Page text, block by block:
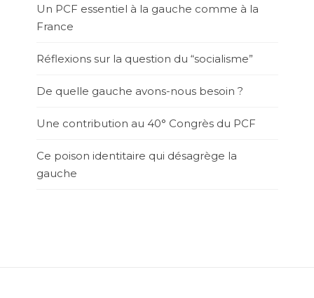
Un PCF essentiel à la gauche comme à la
France
Réflexions sur la question du “socialisme”
De quelle gauche avons-nous besoin ?
Une contribution au 40° Congrès du PCF
Ce poison identitaire qui désagrège la
gauche